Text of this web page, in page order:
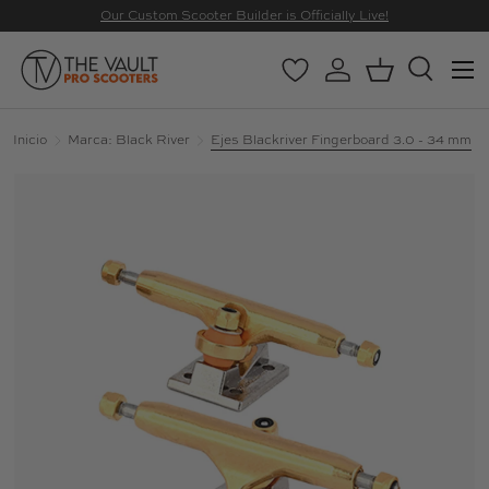
Our Custom Scooter Builder is Officially Live!
Buscar
Buscar
WishlistIniciar sesión
CestaBuscar
Menú
Inicio Marca: Black River Ejes Blackriver Fingerboard 3.0 - 34 mm